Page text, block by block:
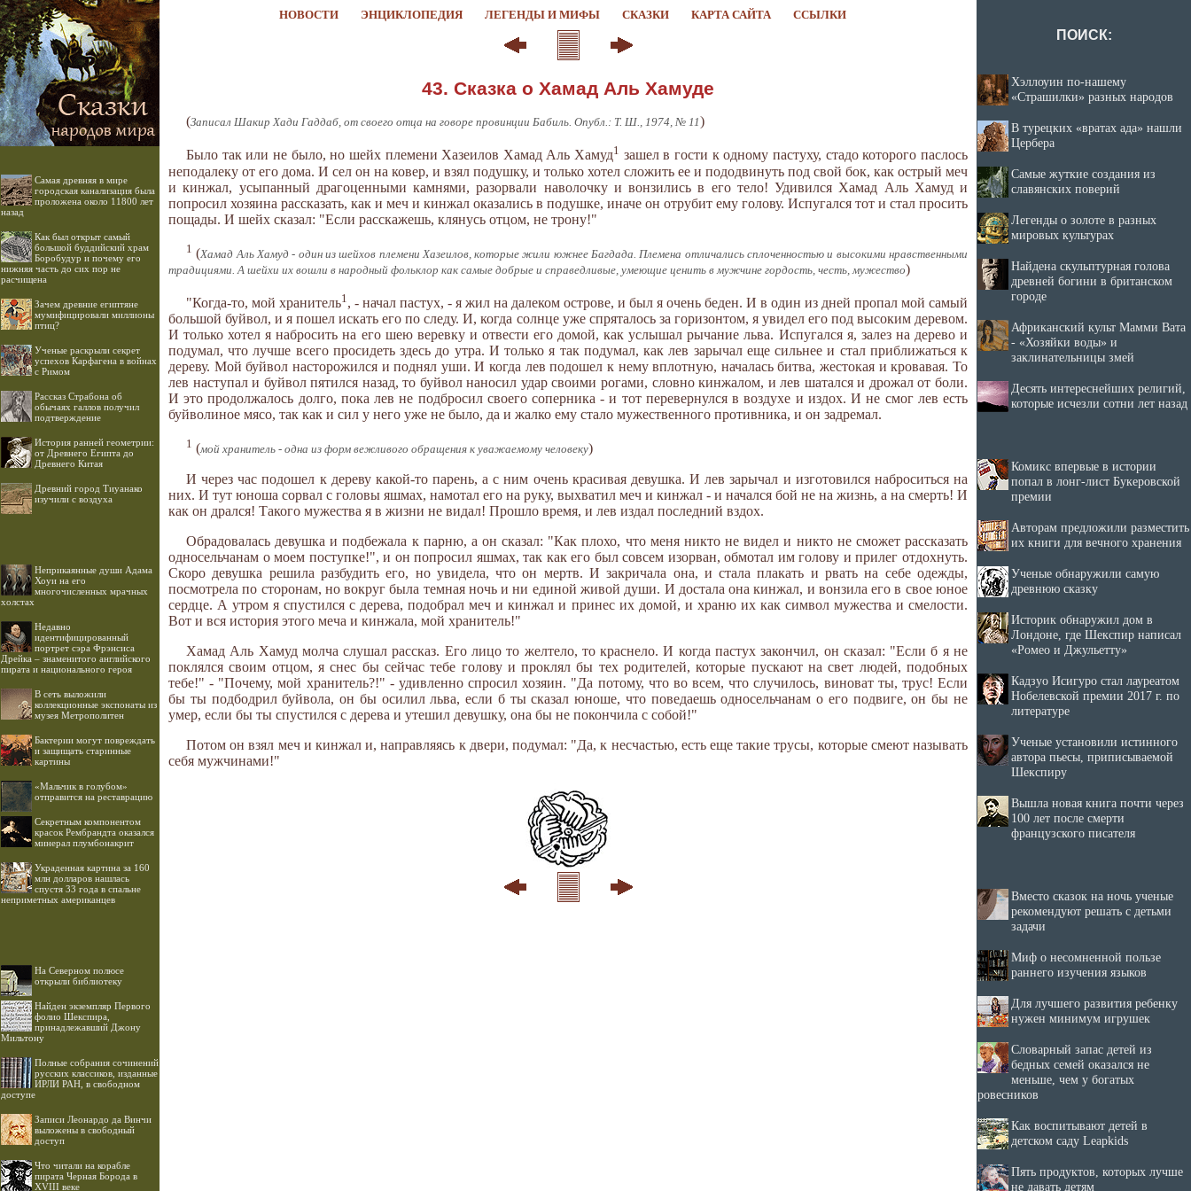
НОВОСТИ ЭНЦИКЛОПЕДИЯ ЛЕГЕНДЫ И МИФЫ СКАЗКИ КАРТА САЙТА ССЫЛКИ
Самая древняя в мире
городская канализация была
проложена около 11800 лет
назад
Как был открыт самый
большой буддийский храм
Боробудур и почему его
нижняя часть до сих пор не
расчищена
Зачем древние египтяне
мумифицировали миллионы
птиц?
Ученые раскрыли секрет
успехов Карфагена в войнах
с Римом
Рассказ Страбона об
обычаях галлов получил
подтверждение
История ранней геометрии:
от Древнего Египта до
Древнего Китая
Древний город Тиуанако
изучили с воздуха
Неприкаянные души Адама
Хоуи на его
многочисленных мрачных
холстах
Недавно
идентифицированный
портрет сэра Фрэнсиса
Дрейка – знаменитого английского
пирата и национального героя
В сеть выложили
коллекционные экспонаты из
музея Метрополитен
Бактерии могут повреждать
и защищать старинные
картины
«Мальчик в голубом»
отправится на реставрацию
Секретным компонентом
красок Рембрандта оказался
минерал плумбонакрит
Украденная картина за 160
млн долларов нашлась
спустя 33 года в спальне
неприметных американцев
На Северном полюсе
открыли библиотеку
Найден экземпляр Первого
фолио Шекспира,
принадлежавший Джону
Мильтону
Полные собрания сочинений
русских классиков, изданные
ИРЛИ РАН, в свободном
доступе
Записи Леонардо да Винчи
выложены в свободный
доступ
Что читали на корабле
пирата Черная Борода в
XVIII веке
43. Сказка о Хамад Аль Хамуде
(Записал Шакир Хади Гаддаб, от своего отца на говоре провинции Бабиль. Опубл.: Т. Ш., 1974, № 11)
Было так или не было, но шейх племени Хазеилов Хамад Аль Хамуд1 зашел в гости к одному пастуху, стадо которого паслось
неподалеку от его дома. И сел он на ковер, и взял подушку, и только хотел сложить ее и пододвинуть под свой бок, как острый меч
и кинжал, усыпанный драгоценными камнями, разорвали наволочку и вонзились в его тело! Удивился Хамад Аль Хамуд и
попросил хозяина рассказать, как и меч и кинжал оказались в подушке, иначе он отрубит ему голову. Испугался тот и стал просить
пощады. И шейх сказал: "Если расскажешь, клянусь отцом, не трону!"
1 (Хамад Аль Хамуд - один из шейхов племени Хазеилов, которые жили южнее Багдада. Племена отличались сплоченностью и высокими нравственными
традициями. А шейхи их вошли в народный фольклор как самые добрые и справедливые, умеющие ценить в мужчине гордость, честь, мужество)
"Когда-то, мой хранитель1, - начал пастух, - я жил на далеком острове, и был я очень беден. И в один из дней пропал мой самый
большой буйвол, и я пошел искать его по следу. И, когда солнце уже спряталось за горизонтом, я увидел его под высоким деревом.
И только хотел я набросить на его шею веревку и отвести его домой, как услышал рычание льва. Испугался я, залез на дерево и
подумал, что лучше всего просидеть здесь до утра. И только я так подумал, как лев зарычал еще сильнее и стал приближаться к
дереву. Мой буйвол насторожился и поднял уши. И когда лев подошел к нему вплотную, началась битва, жестокая и кровавая. То
лев наступал и буйвол пятился назад, то буйвол наносил удар своими рогами, словно кинжалом, и лев шатался и дрожал от боли.
И это продолжалось долго, пока лев не подбросил своего соперника - и тот перевернулся в воздухе и издох. И не смог лев есть
буйволиное мясо, так как и сил у него уже не было, да и жалко ему стало мужественного противника, и он задремал.
1 (мой хранитель - одна из форм вежливого обращения к уважаемому человеку)
И через час подошел к дереву какой-то парень, а с ним очень красивая девушка. И лев зарычал и изготовился наброситься на
них. И тут юноша сорвал с головы яшмах, намотал его на руку, выхватил меч и кинжал - и начался бой не на жизнь, а на смерть! И
как он дрался! Такого мужества я в жизни не видал! Прошло время, и лев издал последний вздох.
Обрадовалась девушка и подбежала к парню, а он сказал: "Как плохо, что меня никто не видел и никто не сможет рассказать
односельчанам о моем поступке!", и он попросил яшмах, так как его был совсем изорван, обмотал им голову и прилег отдохнуть.
Скоро девушка решила разбудить его, но увидела, что он мертв. И закричала она, и стала плакать и рвать на себе одежды,
посмотрела по сторонам, но вокруг была темная ночь и ни единой живой души. И достала она кинжал, и вонзила его в свое юное
сердце. А утром я спустился с дерева, подобрал меч и кинжал и принес их домой, и храню их как символ мужества и смелости.
Вот и вся история этого меча и кинжала, мой хранитель!"
Хамад Аль Хамуд молча слушал рассказ. Его лицо то желтело, то краснело. И когда пастух закончил, он сказал: "Если б я не
поклялся своим отцом, я снес бы сейчас тебе голову и проклял бы тех родителей, которые пускают на свет людей, подобных
тебе!" - "Почему, мой хранитель?!" - удивленно спросил хозяин. "Да потому, что во всем, что случилось, виноват ты, трус! Если
бы ты подбодрил буйвола, он бы осилил льва, если б ты сказал юноше, что поведаешь односельчанам о его подвиге, он бы не
умер, если бы ты спустился с дерева и утешил девушку, она бы не покончила с собой!"
Потом он взял меч и кинжал и, направляясь к двери, подумал: "Да, к несчастью, есть еще такие трусы, которые смеют называть
себя мужчинами!"
ПОИСК:
Хэллоуин по-нашему
«Страшилки» разных народов
В турецких «вратах ада» нашли
Цербера
Самые жуткие создания из
славянских поверий
Легенды о золоте в разных
мировых культурах
Найдена скульптурная голова
древней богини в британском
городе
Африканский культ Мамми Вата
- «Хозяйки воды» и
заклинательницы змей
Десять интереснейших религий,
которые исчезли сотни лет назад
Комикс впервые в истории
попал в лонг-лист Букеровской
премии
Авторам предложили разместить
их книги для вечного хранения
Ученые обнаружили самую
древнюю сказку
Историк обнаружил дом в
Лондоне, где Шекспир написал
«Ромео и Джульетту»
Кадзуо Исигуро стал лауреатом
Нобелевской премии 2017 г. по
литературе
Ученые установили истинного
автора пьесы, приписываемой
Шекспиру
Вышла новая книга почти через
100 лет после смерти
французского писателя
Вместо сказок на ночь ученые
рекомендуют решать с детьми
задачи
Миф о несомненной пользе
раннего изучения языков
Для лучшего развития ребенку
нужен минимум игрушек
Словарный запас детей из
бедных семей оказался не
меньше, чем у богатых
ровесников
Как воспитывают детей в
детском саду Leapkids
Пять продуктов, которых лучше
не давать детям